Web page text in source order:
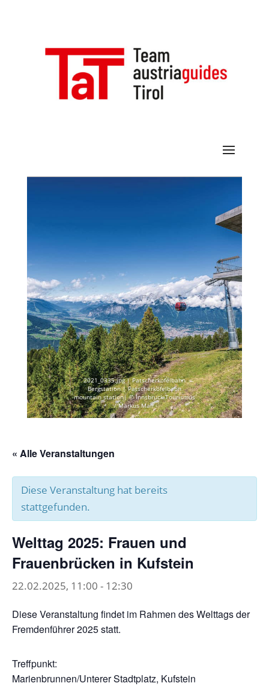
2021_0335.jpg | Patscherkofelbahn
Bergstation | Patscherkofelbahn
mountain station| © Innsbruck Tourismus
/ Markus Mair
« Alle Veranstaltungen
Diese Veranstaltung hat bereits
stattgefunden.
Welttag 2025: Frauen und
Frauenbrücken in Kufstein
22.02.2025, 11:00 - 12:30
Diese Veranstaltung findet im Rahmen des Welttags der
Fremdenführer 2025 statt.
Treffpunkt:
Marienbrunnen/Unterer Stadtplatz, Kufstein